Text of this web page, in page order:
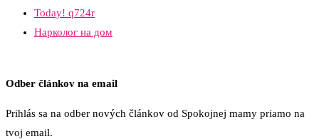
Today! q724r
Нарколог на дом
Odber článkov na email
Prihlás sa na odber nových článkov od Spokojnej mamy priamo na
tvoj email.